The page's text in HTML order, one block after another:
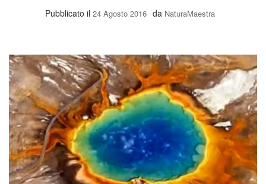
Pubblicato il 24 Agosto 2016 da NaturaMaestra